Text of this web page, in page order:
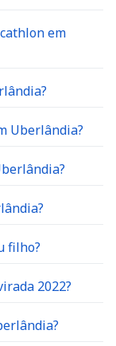
em
Uberlândia?
filho?
2022?